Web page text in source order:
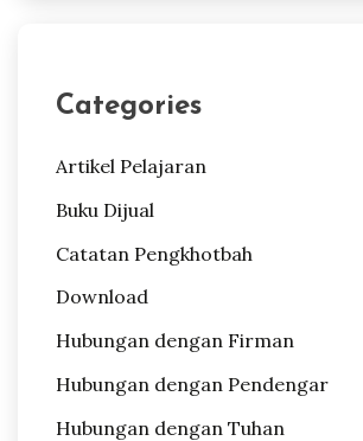
Categories
Artikel Pelajaran
Buku Dijual
Catatan Pengkhotbah
Download
Hubungan dengan Firman
Hubungan dengan Pendengar
Hubungan dengan Tuhan